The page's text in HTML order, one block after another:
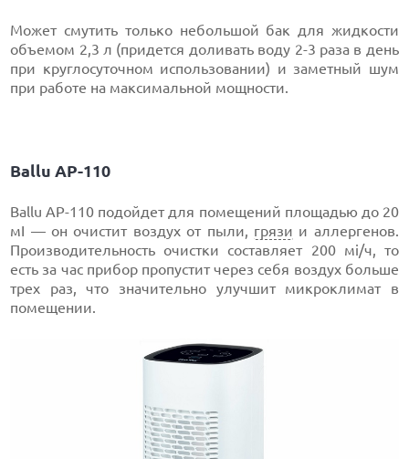
Может смутить только небольшой бак для жидкости
объемом 2,3 л (придется доливать воду 2-3 раза в день
при круглосуточном использовании) и заметный шум
при работе на максимальной мощности.
Ballu AP-110
Ballu AP-110 подойдет для помещений площадью до 20
мІ — он очистит воздух от пыли, грязи и аллергенов.
Производительность очистки составляет 200 мі/ч, то
есть за час прибор пропустит через себя воздух больше
трех раз, что значительно улучшит микроклимат в
помещении.